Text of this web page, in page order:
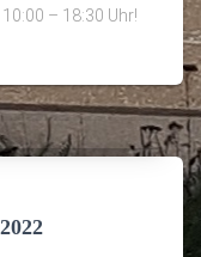
– 18:30 Uhr!